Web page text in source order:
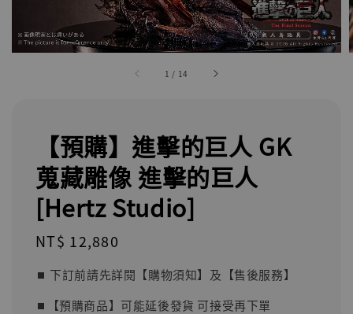
1 / 14
【預購】進擊的巨人 GK
蒐藏雕像 進擊的巨人
[Hertz Studio]
Regular
NT$ 12,880
⏹︎ 下訂前請先詳閱【購物須知】及【售後服務】
⏹︎【預購商品】可能延後發貨 可接受再下單